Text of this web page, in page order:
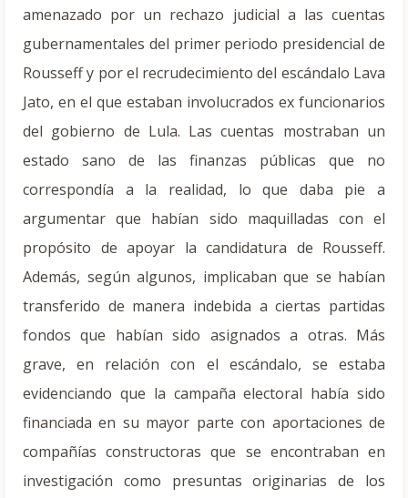
amenazado por un rechazo judicial a las cuentas
gubernamentales del primer periodo presidencial de
Rousseff y por el recrudecimiento del escándalo Lava
Jato, en el que estaban involucrados ex funcionarios
del gobierno de Lula. Las cuentas mostraban un
estado sano de las finanzas públicas que no
correspondía a la realidad, lo que daba pie a
argumentar que habían sido maquilladas con el
propósito de apoyar la candidatura de Rousseff.
Además, según algunos, implicaban que se habían
transferido de manera indebida a ciertas partidas
fondos que habían sido asignados a otras. Más
grave, en relación con el escándalo, se estaba
evidenciando que la campaña electoral había sido
financiada en su mayor parte con aportaciones de
compañías constructoras que se encontraban en
investigación como presuntas originarias de los